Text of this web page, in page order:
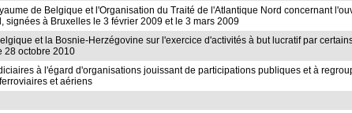
de Belgique et l'Organisation du Traité de l'Atlantique Nord concernant
signées à Bruxelles le 3 février 2009 et le 3 mars 2009
et la Bosnie-Herzégovine sur l'exercice d'activités à but lucratif par
28 octobre 2010
à l'égard d'organisations jouissant de participations publiques et à
et aériens